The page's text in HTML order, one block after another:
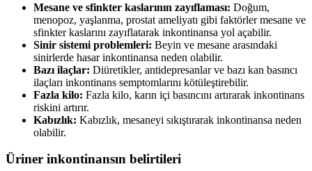
Mesane ve sfinkter kaslarının zayıflaması: Doğum,
menopoz, yaşlanma, prostat ameliyatı gibi faktörler mesane ve
sfinkter kaslarını zayıflatarak inkontinansa yol açabilir.
Sinir sistemi problemleri: Beyin ve mesane arasındaki
sinirlerde hasar inkontinansa neden olabilir.
Bazı ilaçlar: Diüretikler, antidepresanlar ve bazı kan basıncı
ilaçları inkontinans semptomlarını kötüleştirebilir.
Fazla kilo: Fazla kilo, karın içi basıncını artırarak inkontinans
riskini artırır.
Kabızlık: Kabızlık, mesaneyi sıkıştırarak inkontinansa neden
olabilir.
Üriner inkontinansın belirtileri